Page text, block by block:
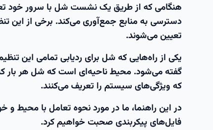
هنگامی که از طریق یک نشست شل با سرور خود
دسترسی به منابع جمع‌آوری می‌کند. برخی از این
تعیین می‌شوند.
یکی از راه‌هایی که شل برای ردیابی تمامی این
گفته می‌شود. محیط ناحیه‌ای است که شل هر بار
که ویژگی‌های سیستم را تعریف می‌کنند.
در این راهنما، ما در مورد نحوه تعامل با محیط
فایل‌های پیکربندی صحبت خواهیم کرد.